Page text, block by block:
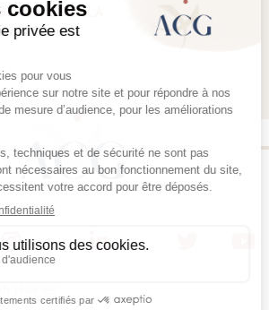
CHEMLA
associé